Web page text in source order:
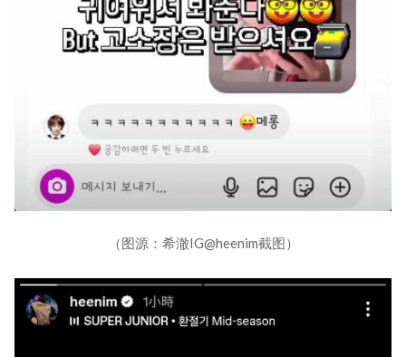
（图源：希澈IG@heenim截图）